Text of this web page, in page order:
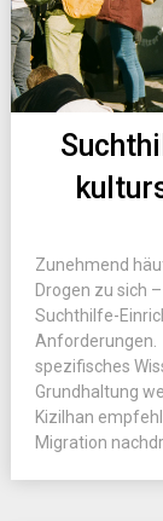
Zunehmend
Drogen zu sich
Suchthilfe-
Anforderungen.
spezifisches
Grundhaltung
Kizilhan
Migration